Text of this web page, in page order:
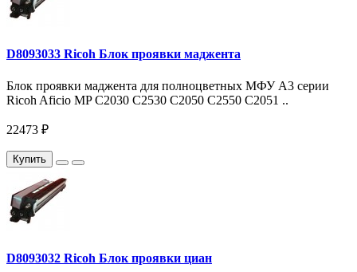
D8093033 Ricoh Блок проявки маджента
Блок проявки маджента для полноцветных МФУ A3 серии
Ricoh Aficio MP C2030 C2530 C2050 C2550 С2051 ..
22473 ₽
Купить
D8093032 Ricoh Блок проявки циан